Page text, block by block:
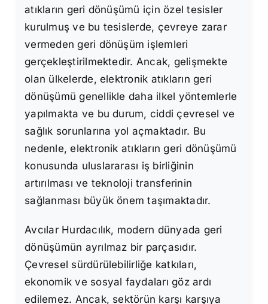
atıkların geri dönüşümü için özel tesisler
kurulmuş ve bu tesislerde, çevreye zarar
vermeden geri dönüşüm işlemleri
gerçekleştirilmektedir. Ancak, gelişmekte
olan ülkelerde, elektronik atıkların geri
dönüşümü genellikle daha ilkel yöntemlerle
yapılmakta ve bu durum, ciddi çevresel ve
sağlık sorunlarına yol açmaktadır. Bu
nedenle, elektronik atıkların geri dönüşümü
konusunda uluslararası iş birliğinin
artırılması ve teknoloji transferinin
sağlanması büyük önem taşımaktadır.
Avcılar Hurdacılık, modern dünyada geri
dönüşümün ayrılmaz bir parçasıdır.
Çevresel sürdürülebilirliğe katkıları,
ekonomik ve sosyal faydaları göz ardı
edilemez. Ancak, sektörün karşı karşıya